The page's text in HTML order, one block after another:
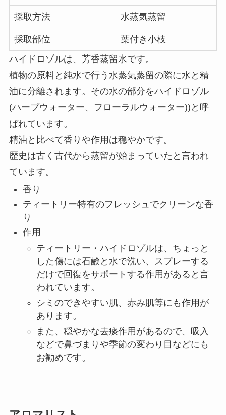
採取方法 水蒸気蒸留
採取部位
葉付き小枝
ハイドロゾルは、芳香蒸留水です。
植物の原料と純水で行う水蒸気蒸留の際に水と精
油に分離されます。その水の部分をハイドロゾル
(ハーブウォーター、フローラルウォーター))と呼
ばれています。
精油と比べて香りや作用は穏やかです。
歴史は古く古代から蒸留が始まっていたと言われ
ています。
香り
ティートリー特有のフレッシュでクリーンな香
り
作用
ティートリー・ハイドロゾルは、ちょっと
した傷には石鹸と水で洗い、スプレーする
だけで回復をサポートする作用があると言
われています。
シミのできやすい肌、赤み肌等にも作用が
あります。
また、穏やかな去痰作用があるので、吸入
などで鼻づまりや季節の変わり目などにも
お勧めです。